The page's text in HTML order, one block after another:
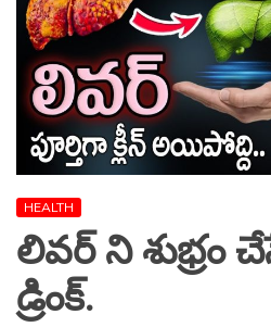
HEALTH
లివర్ ని శుభ్రం
డ్రింక్.